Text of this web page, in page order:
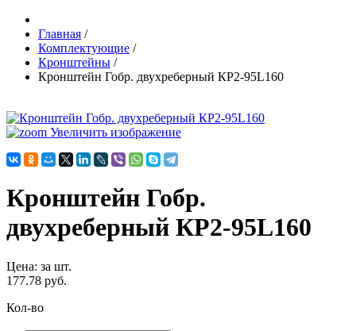
Главная /
Комплектующие /
Кронштейны /
Кронштейн Гобр. двухреберный КР2-95L160
Увеличить изображение
Кронштейн Гобр.
двухреберный КР2-95L160
Цена: за шт.
177.78 руб.
Кол-во